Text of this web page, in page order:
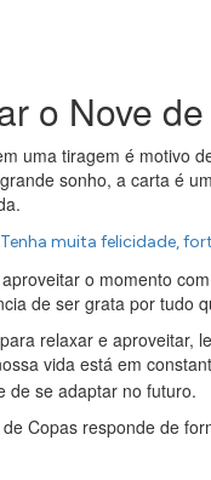
o Nove
uma tiragem é motivo
sonho, a carta é
muita felicidade,
o momento
de ser grata por tudo
relaxar e aproveitar,
vida está em
de se adaptar no futuro.
Copas responde de